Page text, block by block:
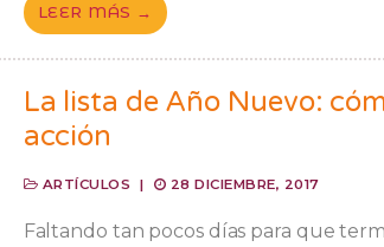
LEER MÁS →
La lista de Año Nuevo:
acción
ARTÍCULOS | 28 DICIEMBRE, 2017
Faltando tan pocos días para que